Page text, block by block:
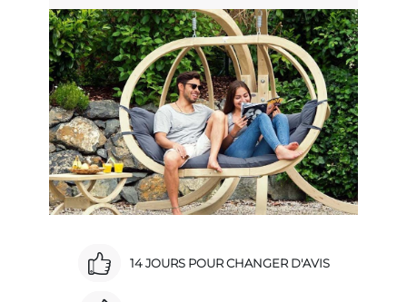
14 JOURS POUR CHANGER D'AVIS